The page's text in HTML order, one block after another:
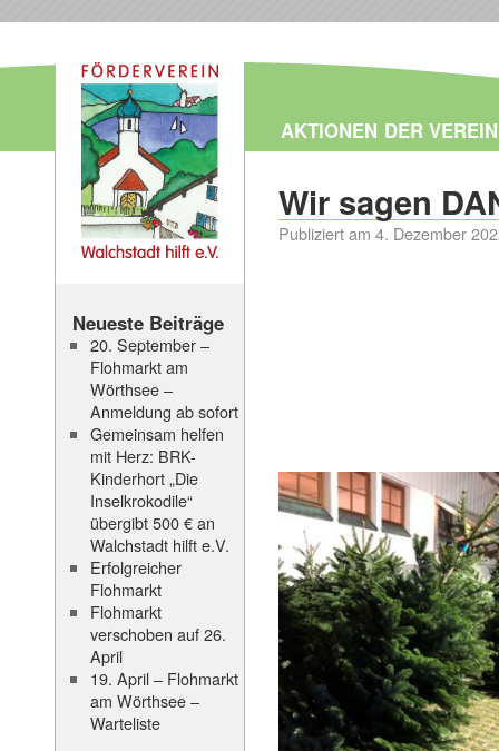
AKTIONEN DER VEREIN
Wir sagen
Publiziert am 4. Dezember
Neueste Beiträge
20. September –
Flohmarkt am
Wörthsee –
Anmeldung ab sofort
Gemeinsam helfen
mit Herz: BRK-
Kinderhort „Die
Inselkrokodile“
übergibt 500 € an
Walchstadt hilft e.V.
Erfolgreicher
Flohmarkt
Flohmarkt
verschoben auf 26.
April
19. April – Flohmarkt
am Wörthsee –
Warteliste